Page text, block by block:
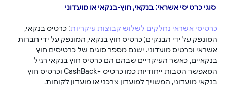
כרטיסי אשראי נחלקים לשלוש קבוצות עיקריות: כרטיס בנקאי,
המונפק על ידי הבנקים; כרטיס חוץ בנקאי, המונפק על ידי חברות
אשראי וכרטיס מועדוני. ישנם מספר סוגים של כרטיסים חוץ
בנקאיים, כאשר העיקריים שבהם הם כרטיס חוץ בנקאי רגיל
המאפשר הטבות ייחודיות כמו כרטיס +CashBack וכרטיס חוץ
בנקאי מועדוני, המשויך למועדון צרכני או מועדון לקוחות.